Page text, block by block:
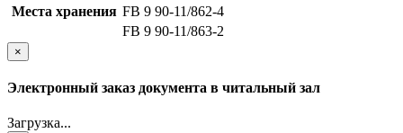
Места хранения FB 9 90-11/862-4
FB 9 90-11/863-2
×
Электронный заказ документа в читальный зал
Загрузка...